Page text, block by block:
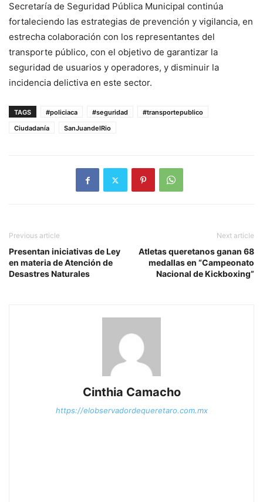
Secretaría de Seguridad Pública Municipal continúa
fortaleciendo las estrategias de prevención y vigilancia, en
estrecha colaboración con los representantes del
transporte público, con el objetivo de garantizar la
seguridad de usuarios y operadores, y disminuir la
incidencia delictiva en este sector.
TAGS #policiaca #seguridad
#transportepublico
Ciudadanía
SanJuandelRio
Previous article
Presentan iniciativas de Ley
en materia de Atención de
Desastres Naturales
Next article
Atletas queretanos ganan 68
medallas en “Campeonato
Nacional de Kickboxing”
Cinthia Camacho
https://elobservadordequeretaro.com.mx